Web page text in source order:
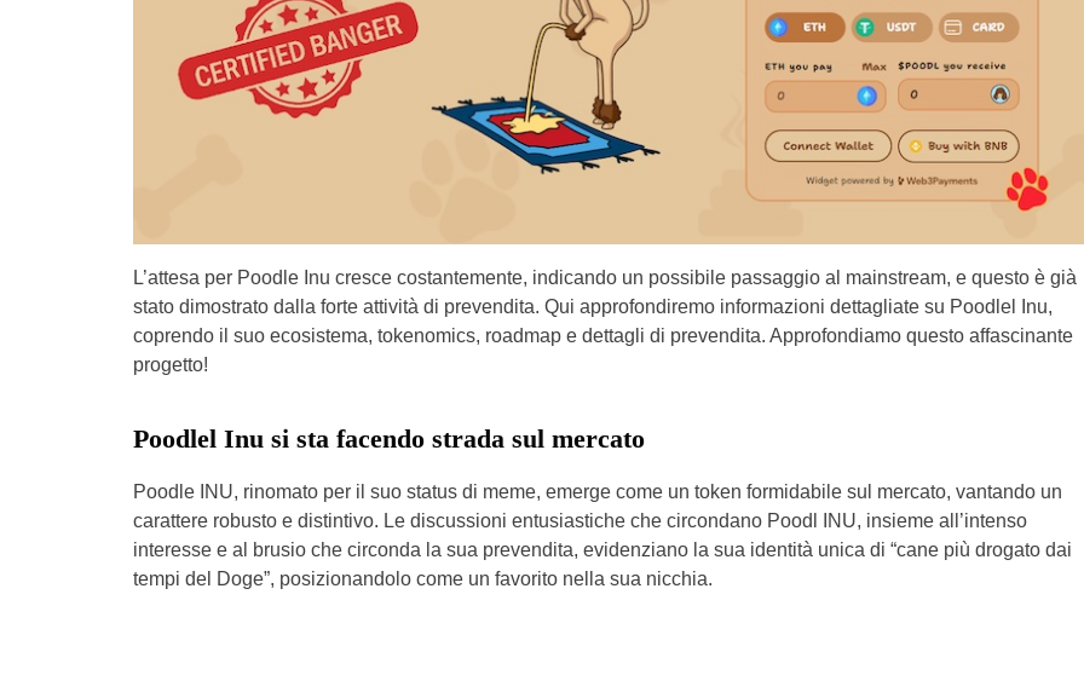
L’attesa per Poodle Inu cresce costantemente, indicando un possibile passaggio al mainstream, e questo è già
stato dimostrato dalla forte attività di prevendita. Qui approfondiremo informazioni dettagliate su Poodlel Inu,
coprendo il suo ecosistema, tokenomics, roadmap e dettagli di prevendita. Approfondiamo questo affascinante
progetto!
Poodlel Inu si sta facendo strada sul mercato
Poodle INU, rinomato per il suo status di meme, emerge come un token formidabile sul mercato, vantando un
carattere robusto e distintivo. Le discussioni entusiastiche che circondano Poodl INU, insieme all’intenso
interesse e al brusio che circonda la sua prevendita, evidenziano la sua identità unica di “cane più drogato dai
tempi del Doge”, posizionandolo come un favorito nella sua nicchia.